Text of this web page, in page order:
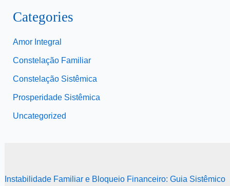
Categories
Amor Integral
Constelação Familiar
Constelação Sistêmica
Prosperidade Sistêmica
Uncategorized
Instabilidade Familiar e Bloqueio Financeiro: Guia Sistêmico